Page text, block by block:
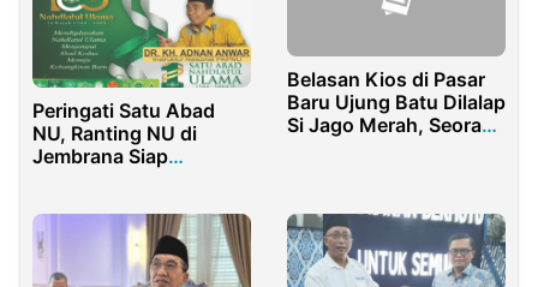
Peringati Satu Abad
NU, Ranting NU di
Jembrana Siap
Baru
Belasan Kios di Pasar
Baru Ujung Batu Dilalap
Si Jago Merah, Seorang